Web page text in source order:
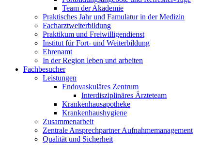
Team der Akademie
Praktisches Jahr und Famulatur in der Medizin
Facharztweiterbildung
Praktikum und Freiwilligendienst
Institut für Fort- und Weiterbildung
Ehrenamt
In der Region leben und arbeiten
Fachbesucher
Leistungen
Endovaskuläres Zentrum
Interdisziplinäres Ärzteteam
Krankenhausapotheke
Krankenhaushygiene
Zusammenarbeit
Zentrale Ansprechpartner Aufnahmemanagement
Qualität und Sicherheit